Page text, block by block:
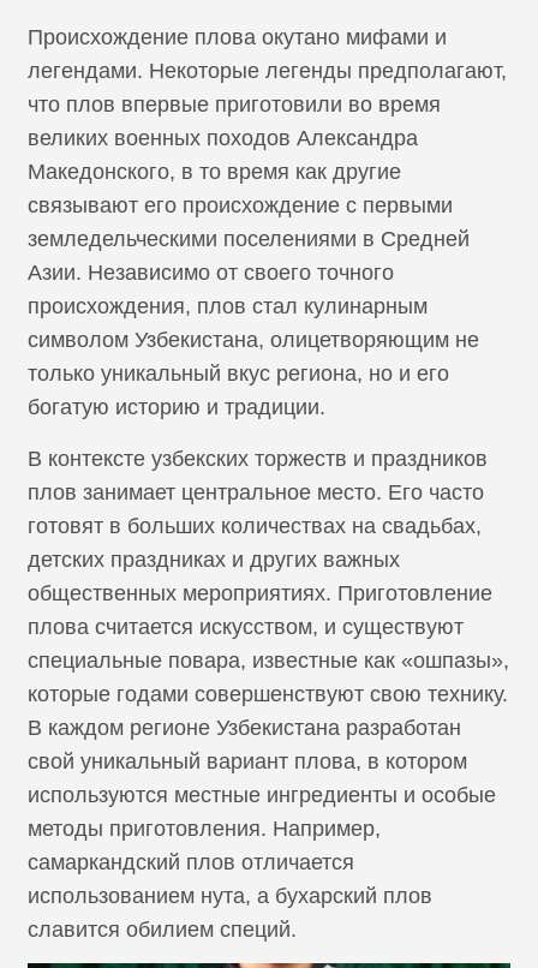
Происхождение плова окутано мифами и
легендами. Некоторые легенды предполагают,
что плов впервые приготовили во время
великих военных походов Александра
Македонского, в то время как другие
связывают его происхождение с первыми
земледельческими поселениями в Средней
Азии. Независимо от своего точного
происхождения, плов стал кулинарным
символом Узбекистана, олицетворяющим не
только уникальный вкус региона, но и его
богатую историю и традиции.
В контексте узбекских торжеств и праздников
плов занимает центральное место. Его часто
готовят в больших количествах на свадьбах,
детских праздниках и других важных
общественных мероприятиях. Приготовление
плова считается искусством, и существуют
специальные повара, известные как «ошпазы»,
​​которые годами совершенствуют свою технику.
В каждом регионе Узбекистана разработан
свой уникальный вариант плова, в котором
используются местные ингредиенты и особые
методы приготовления. Например,
самаркандский плов отличается
использованием нута, а бухарский плов
славится обилием специй.